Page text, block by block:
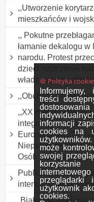
🍪 Polityka
treści
informacji
cookies na
może
swojej
przeglądarki
użytkownik
cookies.
,,Utworzenie
mieszkańców i
,, Pokutne
łamanie dekalogu
narodu. Protest
dzieci niszczenie
władz
,,Obchody święta
,,XX marsz
integracyjny
Europejskiego Dnia
Osób z
Publiczny różaniec,
intencji odnowy
„Białystok